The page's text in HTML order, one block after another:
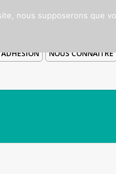
ADHÉSION NOUS CONNAITRE
nous supposerons que